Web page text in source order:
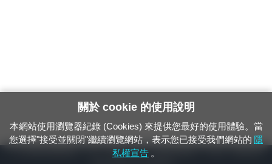
24小時緊急通報電話：1933（市話、手機，僅限發現軌道、平交道、橋樑及隧
關於 cookie 的使用說明
本網站使用瀏覽器紀錄 (Cookies) 來提供您最好的使用體驗。當
您選擇"接受並關閉"繼續瀏覽網站，表示您已接受我們網站的 隱
私權宣告 。